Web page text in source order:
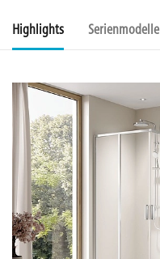
Highlights Serienmodelle